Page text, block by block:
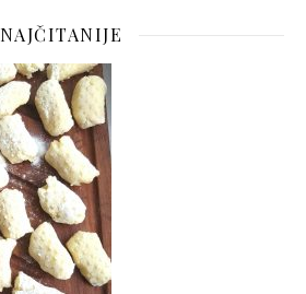
NAJČITANIJE